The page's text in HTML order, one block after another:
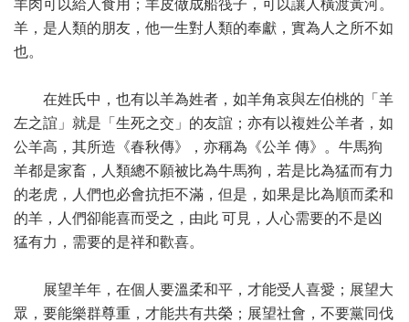
羊肉可以給人食用；羊皮做成船筏子，可以讓人橫渡黃河。
羊，是人類的朋友，他一生對人類的奉獻，實為人之所不如
也。
在姓氏中，也有以羊為姓者，如羊角哀與左伯桃的「羊
左之誼」就是「生死之交」的友誼；亦有以複姓公羊者，如
公羊高，其所造《春秋傳》，亦稱為《公羊 傳》。牛馬狗
羊都是家畜，人類總不願被比為牛馬狗，若是比為猛而有力
的老虎，人們也必會抗拒不滿，但是，如果是比為順而柔和
的羊，人們卻能喜而受之，由此 可見，人心需要的不是凶
猛有力，需要的是祥和歡喜。
展望羊年，在個人要溫柔和平，才能受人喜愛；展望大
眾，要能樂群尊重，才能共有共榮；展望社會，不要黨同伐